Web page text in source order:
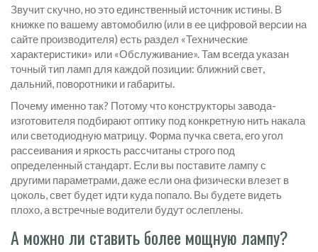
Звучит скучно, но это единственный источник истины. В
книжке по вашему автомобилю (или в ее цифровой версии на
сайте производителя) есть раздел «Технические
характеристики» или «Обслуживание». Там всегда указан
точный тип ламп для каждой позиции: ближний свет,
дальний, поворотники и габариты.
Почему именно так? Потому что конструкторы завода-
изготовителя подбирают оптику под конкретную нить накала
или светодиодную матрицу. Форма пучка света, его угол
рассеивания и яркость рассчитаны строго под
определенный стандарт. Если вы поставите лампу с
другими параметрами, даже если она физически влезет в
цоколь, свет будет идти куда попало. Вы будете видеть
плохо, а встречные водители будут ослеплены.
А можно ли ставить более мощную лампу?